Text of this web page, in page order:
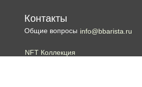
Контакты
Общие вопросы info@bbarista.ru
NFT Коллекция